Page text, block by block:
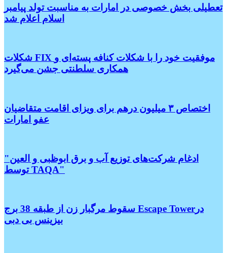
تعطیلی بخش خصوصی در امارات به مناسبت تولد پیامبر
اسلام اعلام شد
شکلات FIX موفقیت خود را با شکلات کنافه پسته‌ای و
همکاری سلطنتی جشن می‌گیرد
اختصاص ۳ میلیون درهم برای ویزای اقامت متقاضیان
عفو امارات
"ادغام شرکت‌های توزیع آب و برق ابوظبی و العین
توسط TAQA"
سقوط مرگبار زن از طبقه 38 برج Escape Towerدر
بیزینس بی دبی